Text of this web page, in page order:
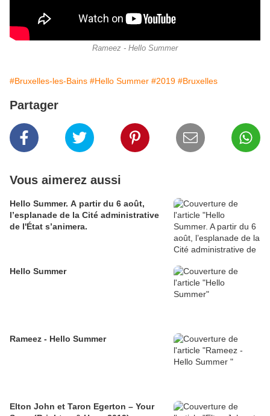
Rameez - Hello Summer
#Bruxelles-les-Bains #Hello Summer #2019 #Bruxelles
Partager
Vous aimerez aussi
Hello Summer. A partir du 6 août,
l’esplanade de la Cité administrative
de l'État s’animera.
Hello Summer
Rameez - Hello Summer
Elton John et Taron Egerton – Your